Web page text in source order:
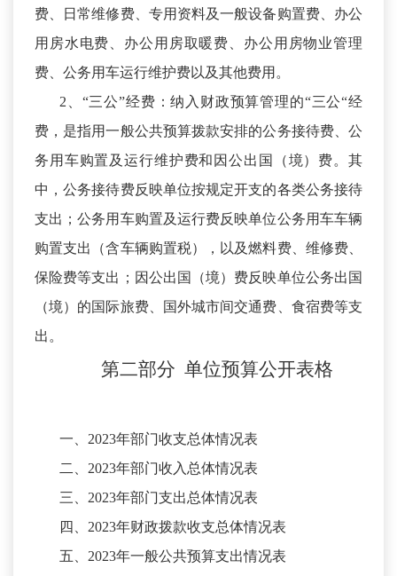
费、日常维修费、专用资料及一般设备购置费、办公
用房水电费、办公用房取暖费、办公用房物业管理
费、公务用车运行维护费以及其他费用。
2、“三公”经费：纳入财政预算管理的“三公“经
费，是指用一般公共预算拨款安排的公务接待费、公
务用车购置及运行维护费和因公出国（境）费。其
中，公务接待费反映单位按规定开支的各类公务接待
支出；公务用车购置及运行费反映单位公务用车车辆
购置支出（含车辆购置税），以及燃料费、维修费、
保险费等支出；因公出国（境）费反映单位公务出国
（境）的国际旅费、国外城市间交通费、食宿费等支
出。
第二部分 单位预算公开表格
一、 2023年部门收支总体情况表
二、 2023年部门收入总体情况表
三、 2023年部门支出总体情况表
四、 2023年财政拨款收支总体情况表
五、 2023年一般公共预算支出情况表